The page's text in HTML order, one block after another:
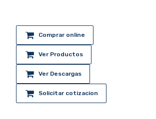
Comprar online
Ver Productos
Ver Descargas
Solicitar cotizacion